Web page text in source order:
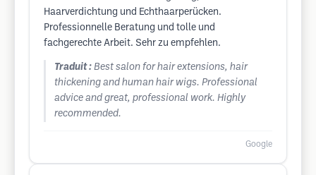
Haarverdichtung und Echthaarperücken.
Professionnelle Beratung und tolle und
fachgerechte Arbeit. Sehr zu empfehlen.
Traduit : Best salon for hair extensions, hair
thickening and human hair wigs. Professional
advice and great, professional work. Highly
recommended.
Google